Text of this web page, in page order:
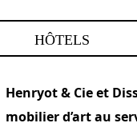
HÔTELS
Henryot & Cie et
mobilier d’art au